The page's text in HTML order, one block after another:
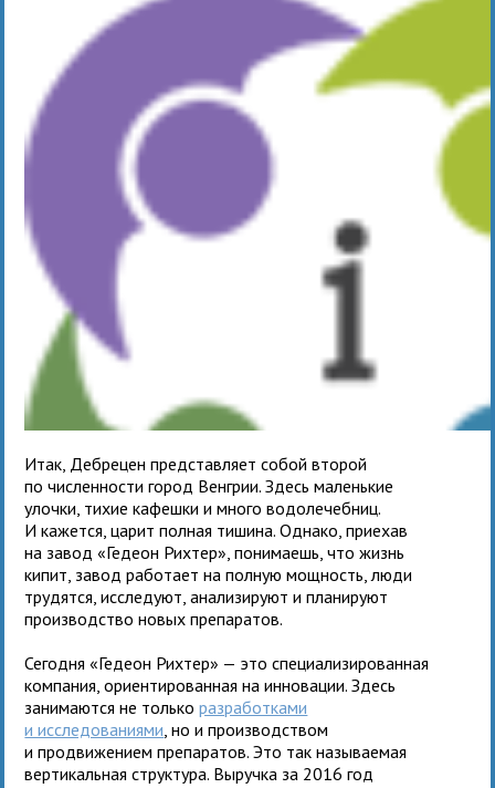
Итак, Дебрецен представляет собой второй
по численности город Венгрии. Здесь маленькие
улочки, тихие кафешки и много водолечебниц.
И кажется, царит полная тишина. Однако, приехав
на завод «Гедеон Рихтер», понимаешь, что жизнь
кипит, завод работает на полную мощность, люди
трудятся, исследуют, анализируют и планируют
производство новых препаратов.
Сегодня «Гедеон Рихтер» — это специализированная
компания, ориентированная на инновации. Здесь
занимаются не толькоразработками
и исследованиями , но и производством
и продвижением препаратов. Это так называемая
вертикальная структура. Выручка за 2016 год